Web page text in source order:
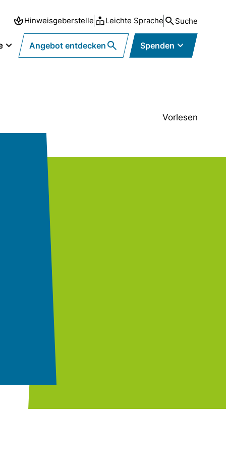
Hinweisgeberstelle Leichte Sprache Suche
Angebot entdecken Spenden
Vorlesen